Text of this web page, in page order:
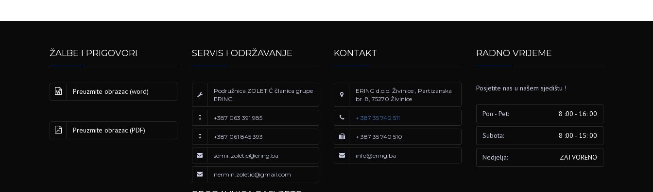
ŽALBE I PRIGOVORI
Preuzmite obrazac (word)
Preuzmite obrazac (PDF)
SERVIS I ODRŽAVANJE
Podružnica ZOLETIĆ članica grupe
ERING.
+387 063 391 985
+387 061 845 393
semir.zoletic@ering.ba
nermin.zoletic@gmail.com
KONTAKT
ERING d.o.o. Živinice , Partizanska
br. 8, 75270 Živinice
+ 387 35 740 511
+ 387 35 740 510
info@ering.ba
RADNO VRIJEME
Posjetite nas u našem sjedištu !
Pon - Pet: 8 :00 - 16: 00
Subota: 8 :00 - 15: 00
Nedjelja: ZATVORENO